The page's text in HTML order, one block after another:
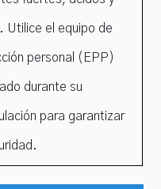
Utilice el equipo de
personal (EPP)
durante su
para garantizar